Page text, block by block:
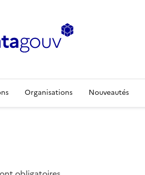
Organisations Nouveautés